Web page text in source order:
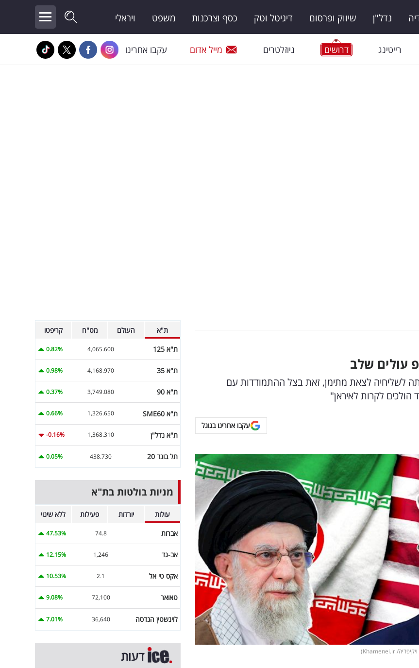
נדל"ן שיווק ופרסום דיגיטל וטק כסף וצרכנות משפט ויראלי
רייטינג דרושים ניוזלטרים מייל אדום עקבו אחרינו
עולים שלב
לשליחיה לצאת מתימן, זאת בצל ההתמודדות עם
הולכים לקרות לאיראן"
עקבו אחרינו בגוגל
ת"א העולם מט"ח קריפטו
ת"א 125 4,065.600
0.82%
ת"א 35 4,168.970
0.98%
ת"א 90 3,749.080
0.37%
ת"א SME60 1,326.650
0.66%
ת"א נדל"ן 1,368.310
-0.16%
תל בונד 20 438.730
0.05%
מניות בולטות בת"א
עולות יורדות פעילות ללא שינוי
אברות 74.8
47.53%
אב-גד 1,246
12.15%
אקס טי אל 2.1
10.53%
טאואר 72,100
9.08%
לוינשטין הנדסה 36,640
7.01%
דעות